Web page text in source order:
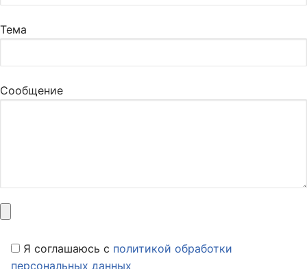
Тема
Сообщение
Я соглашаюсь c политикой обработки
персональных данных